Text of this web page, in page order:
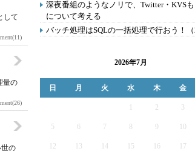
して
量の
の
深夜番組のようなノリで、Twitter・KVS
について考える
バッチ処理はSQLの一括処理で行おう！（
2026年7月
日 月 火 水 木 金
2 3
5 6 7 9
12 13 14 15 16 17